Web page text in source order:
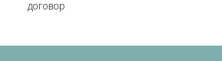
договор